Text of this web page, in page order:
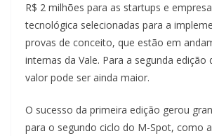
R$ 2 milhões para as startups e
tecnológica selecionadas para a
provas de conceito, que estão em
internas da Vale. Para a segunda
valor pode ser ainda maior.
O sucesso da primeira edição gerou
para o segundo ciclo do M-Spot, como